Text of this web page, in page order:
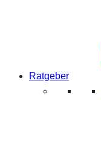
Ratgeber